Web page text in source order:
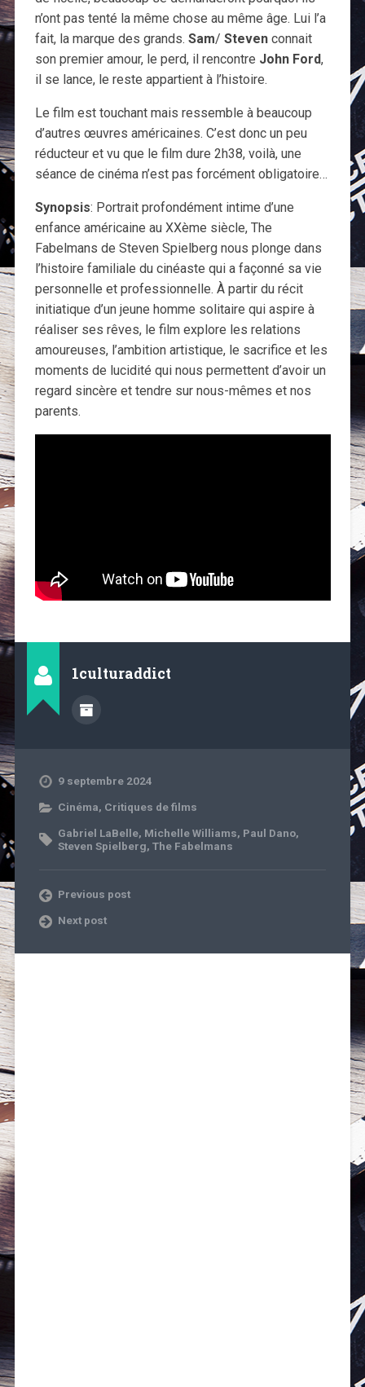
n’ont pas tenté la même chose au même âge. Lui l’a
fait, la marque des grands. Sam/ Steven connait
son premier amour, le perd, il rencontre John Ford,
il se lance, le reste appartient à l’histoire.
Le film est touchant mais ressemble à beaucoup
d’autres œuvres américaines. C’est donc un peu
réducteur et vu que le film dure 2h38, voilà, une
séance de cinéma n’est pas forcément obligatoire…
Synopsis: Portrait profondément intime d’une
enfance américaine au XXème siècle, The
Fabelmans de Steven Spielberg nous plonge dans
l’histoire familiale du cinéaste qui a façonné sa vie
personnelle et professionnelle. À partir du récit
initiatique d’un jeune homme solitaire qui aspire à
réaliser ses rêves, le film explore les relations
amoureuses, l’ambition artistique, le sacrifice et les
moments de lucidité qui nous permettent d’avoir un
regard sincère et tendre sur nous-mêmes et nos
parents.
1culturaddict
9 septembre 2024
Cinéma, Critiques de films
Gabriel LaBelle, Michelle Williams, Paul Dano,
Steven Spielberg, The Fabelmans
Previous post
Next post